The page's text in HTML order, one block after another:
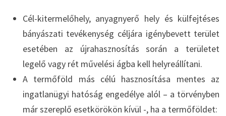
Cél-kitermelőhely, anyagnyerő hely és külfejtéses
bányászati tevékenység céljára igénybevett terület
esetében az újrahasznosítás során a területet
legelő vagy rét művelési ágba kell helyreállítani.
A termőföld más célú hasznosítása mentes az
ingatlanügyi hatóság engedélye alól – a törvényben
már szereplő esetkörökön kívül -, ha a termőföldet: